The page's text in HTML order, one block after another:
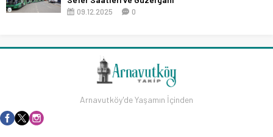
09.12.2025 0
Arnavutköy'de Yaşamın İçinden